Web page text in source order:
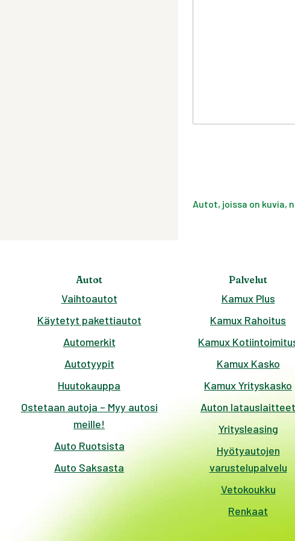
Autot, joissa on kuvia,
Autot
Vaihtoautot
Käytetyt pakettiautot
Automerkit
Autotyypit
Huutokauppa
Ostetaan autoja – Myy autosi
meille!
Auto Ruotsista
Auto Saksasta
Palvelut
Kamux Plus
Kamux Rahoitus
Kamux
Kamux Kasko
Kamux Yrityskasko
Auton latauslaitteet
Yritysleasing
Hyötyautojen
varustelupalvelu
Vetokoukku
Renkaat